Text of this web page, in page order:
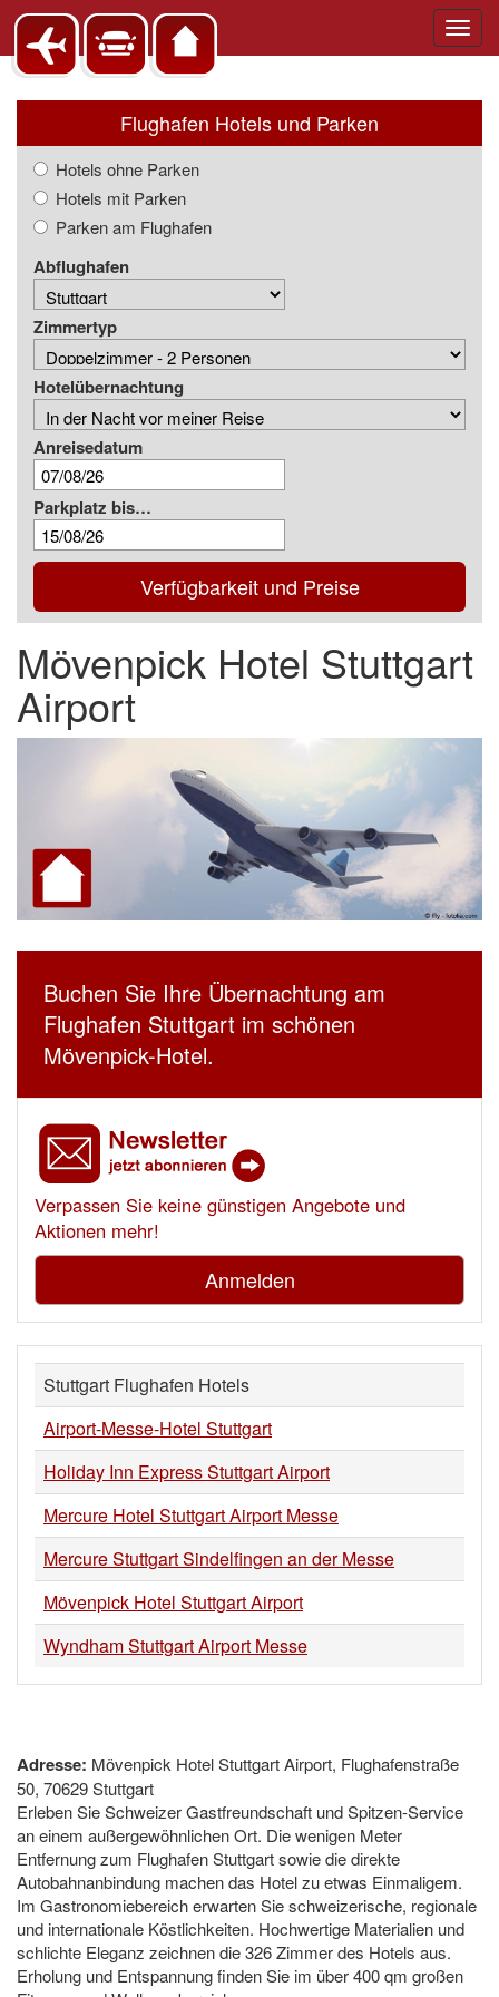
Flughafen Hotels und Parken
Hotels ohne Parken
Hotels mit Parken
Parken am Flughafen
Abflughafen
Zimmertyp
Hotelübernachtung
Anreisedatum
Parkplatz bis…
Verfügbarkeit und Preise
Mövenpick Hotel Stuttgart
Airport
Buchen Sie Ihre Übernachtung am
Flughafen Stuttgart im schönen
Mövenpick-Hotel.
Verpassen Sie keine günstigen Angebote und
Aktionen mehr!
Anmelden
Stuttgart Flughafen Hotels
Airport-Messe-Hotel Stuttgart
Holiday Inn Express Stuttgart Airport
Mercure Hotel Stuttgart Airport Messe
Mercure Stuttgart Sindelfingen an der Messe
Mövenpick Hotel Stuttgart Airport
Wyndham Stuttgart Airport Messe
Adresse: Mövenpick Hotel Stuttgart Airport, Flughafenstraße
50, 70629 Stuttgart
Erleben Sie Schweizer Gastfreundschaft und Spitzen-Service
an einem außergewöhnlichen Ort. Die wenigen Meter
Entfernung zum Flughafen Stuttgart sowie die direkte
Autobahnanbindung machen das Hotel zu etwas Einmaligem.
Im Gastronomiebereich erwarten Sie schweizerische, regionale
und internationale Köstlichkeiten. Hochwertige Materialien und
schlichte Eleganz zeichnen die 326 Zimmer des Hotels aus.
Erholung und Entspannung finden Sie im über 400 qm großen